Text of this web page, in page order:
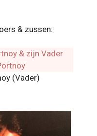
& zussen:
(Vader)